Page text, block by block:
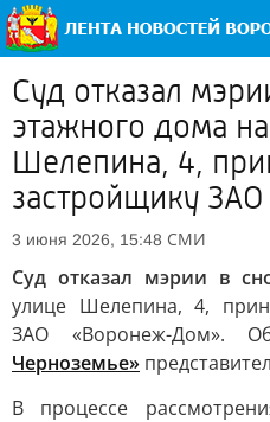
Суд отказал
этажного дома
Шелепина, 4,
застройщику
3 июня 2026, 15:48 СМИ
Суд отказал мэрии в
улице Шелепина, 4,
ЗАО «Воронеж-Дом».
Черноземье»
В процессе